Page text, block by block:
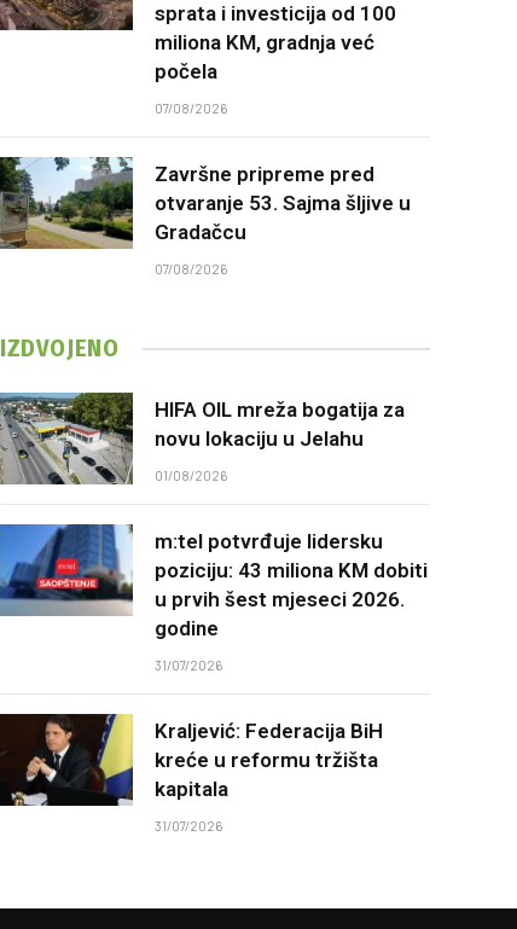
sprata i investicija od 100
miliona KM, gradnja već
počela
07/08/2026
Završne pripreme pred
otvaranje 53. Sajma šljive u
Gradačcu
07/08/2026
IZDVOJENO
HIFA OIL mreža bogatija za
novu lokaciju u Jelahu
01/08/2026
m:tel potvrđuje lidersku
poziciju: 43 miliona KM dobiti
u prvih šest mjeseci 2026.
godine
31/07/2026
Kraljević: Federacija BiH
kreće u reformu tržišta
kapitala
31/07/2026